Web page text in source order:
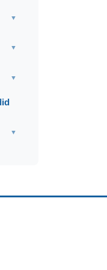
▼
▼
▼
▼